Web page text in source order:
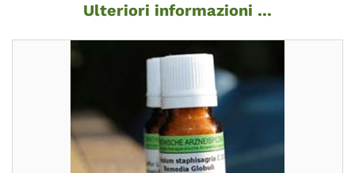
Ulteriori informazioni ...